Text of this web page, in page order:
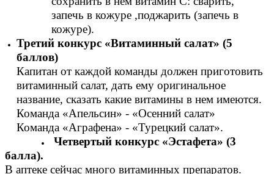
запечь в кожуре ,поджарить (запечь в
кожуре).
Третий конкурс «Витаминный салат» (5
баллов)
Капитан от каждой команды должен приготовить
витаминный салат, дать ему оригинальное
название, сказать какие витамины в нем имеются.
Команда «Апельсин» - «Осенний салат»
Команда «Аграфена» - «Турецкий салат».
Четвертый конкурс «Эстафета» (3
балла).
В аптеке сейчас много витаминных препаратов.